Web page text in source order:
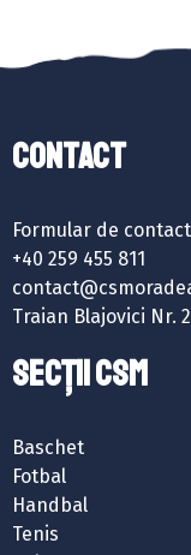
Contact
Formular de contact
+40 259 455 811
Traian Blajovici Nr.
SECȚII CSM
Baschet
Fotbal
Handbal
Tenis